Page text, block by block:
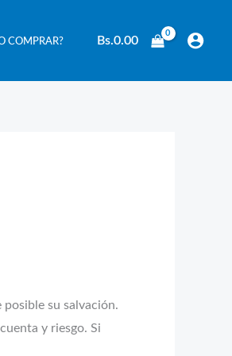
COMPRAR? Bs.0.00
su salvación.
y riesgo. Si